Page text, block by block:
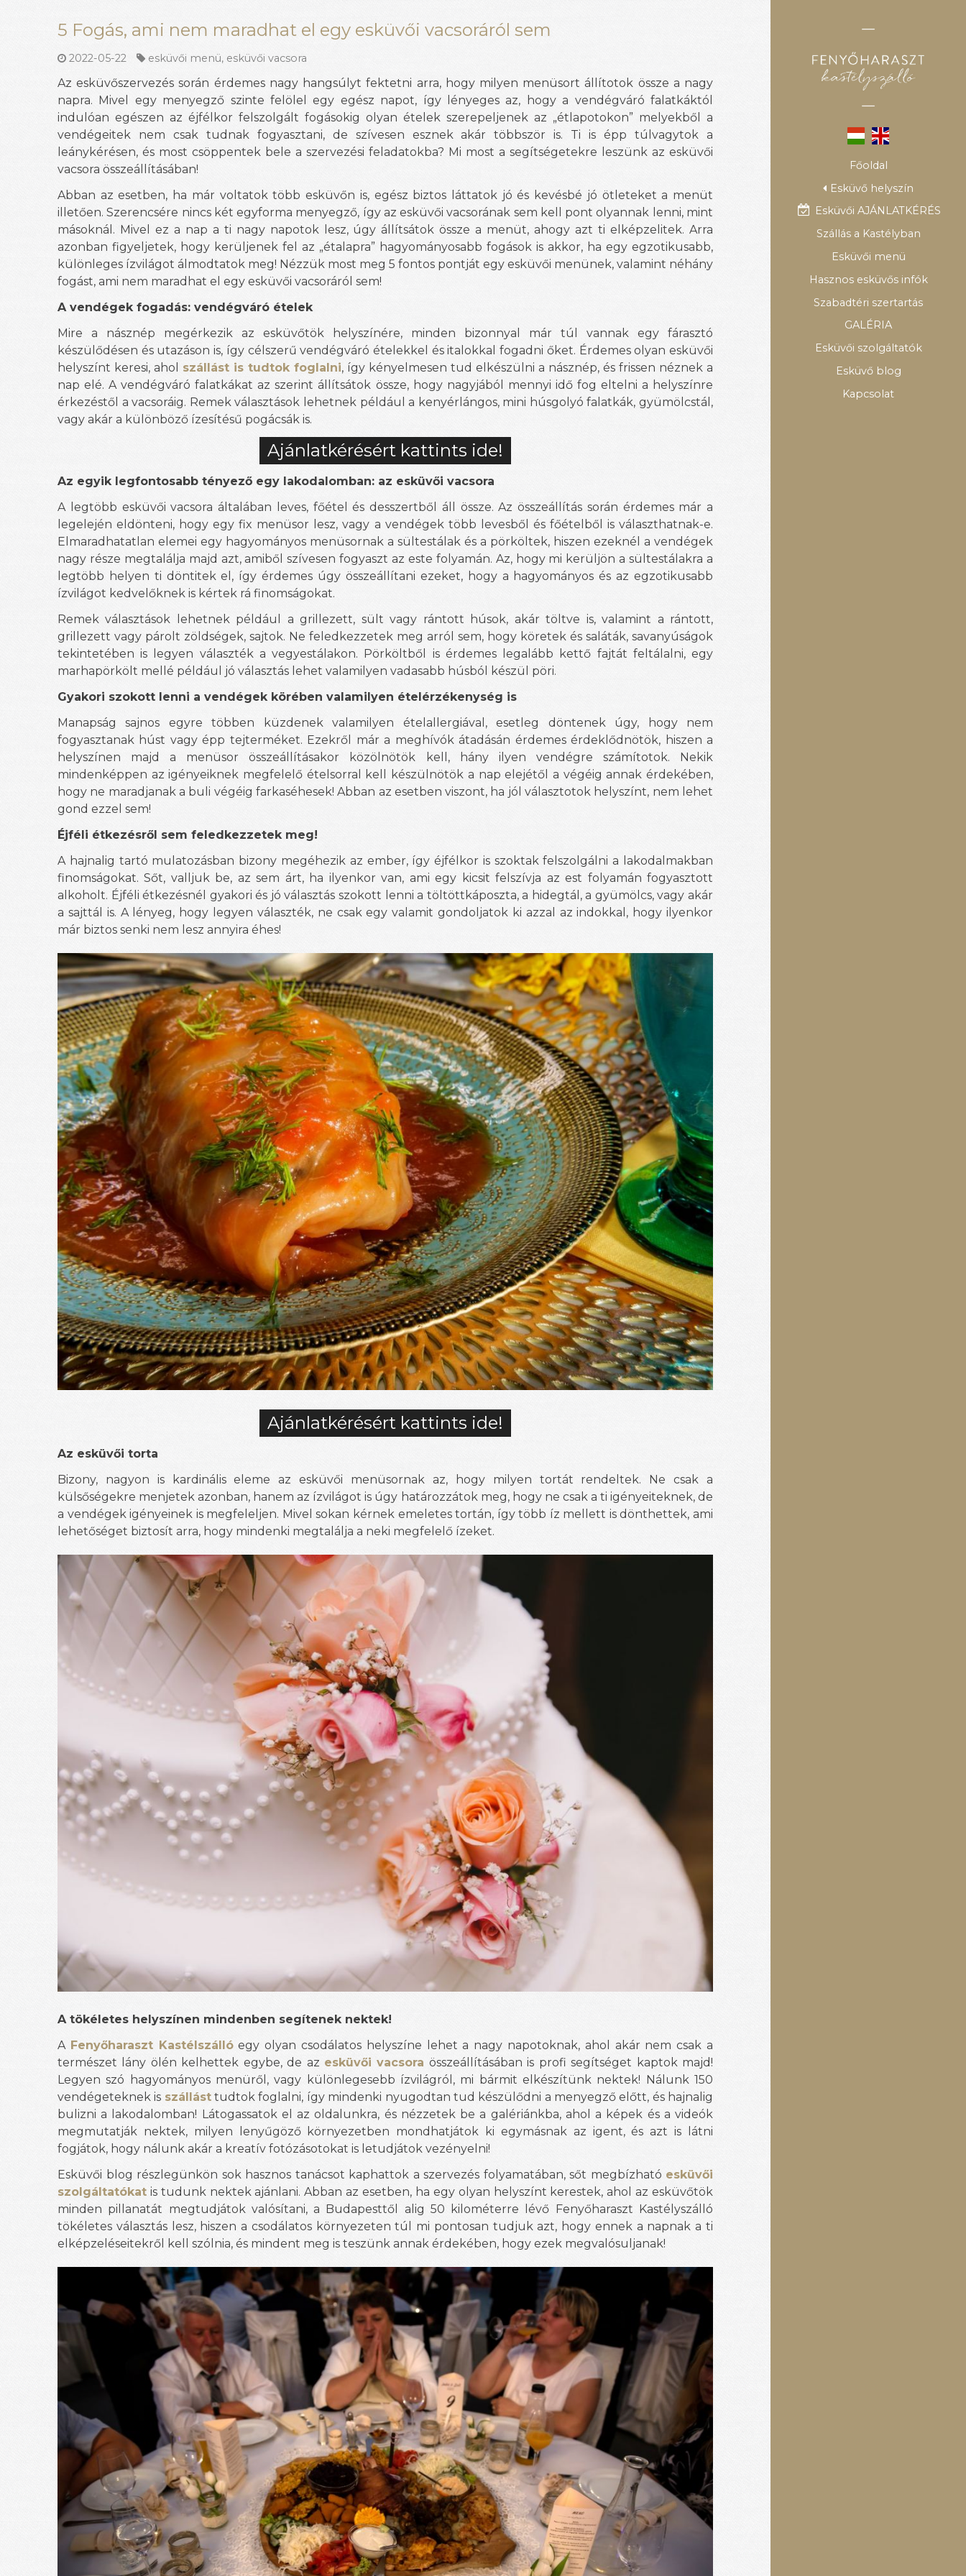
Főoldal
Esküvő helyszín
Esküvői AJÁNLATKÉRÉS
Szállás a Kastélyban
Esküvői menü
Hasznos esküvős infók
Szabadtéri szertartás
GALÉRIA
Esküvői szolgáltatók
Esküvő blog
Kapcsolat
5 Fogás, ami nem maradhat el egy esküvői vacsoráról sem
2022-05-22 esküvői menü, esküvői vacsora
Az esküvőszervezés során érdemes nagy hangsúlyt fektetni arra, hogy milyen menüsort állítotok össze a nagy
napra. Mivel egy menyegző szinte felölel egy egész napot, így lényeges az, hogy a vendégváró falatkáktól
indulóan egészen az éjfélkor felszolgált fogásokig olyan ételek szerepeljenek az „étlapotokon” melyekből a
vendégeitek nem csak tudnak fogyasztani, de szívesen esznek akár többször is. Ti is épp túlvagytok a
leánykérésen, és most csöppentek bele a szervezési feladatokba? Mi most a segítségetekre leszünk az esküvői
vacsora összeállításában!
Abban az esetben, ha már voltatok több esküvőn is, egész biztos láttatok jó és kevésbé jó ötleteket a menüt
illetően. Szerencsére nincs két egyforma menyegző, így az esküvői vacsorának sem kell pont olyannak lenni, mint
másoknál. Mivel ez a nap a ti nagy napotok lesz, úgy állítsátok össze a menüt, ahogy azt ti elképzelitek. Arra
azonban figyeljetek, hogy kerüljenek fel az „étalapra” hagyományosabb fogások is akkor, ha egy egzotikusabb,
különleges ízvilágot álmodtatok meg! Nézzük most meg 5 fontos pontját egy esküvői menünek, valamint néhány
fogást, ami nem maradhat el egy esküvői vacsoráról sem!
A vendégek fogadás: vendégváró ételek
Mire a násznép megérkezik az esküvőtök helyszínére, minden bizonnyal már túl vannak egy fárasztó
készülődésen és utazáson is, így célszerű vendégváró ételekkel és italokkal fogadni őket. Érdemes olyan esküvői
helyszínt keresi, ahol szállást is tudtok foglalni, így kényelmesen tud elkészülni a násznép, és frissen néznek a
nap elé. A vendégváró falatkákat az szerint állítsátok össze, hogy nagyjából mennyi idő fog eltelni a helyszínre
érkezéstől a vacsoráig. Remek választások lehetnek például a kenyérlángos, mini húsgolyó falatkák, gyümölcstál,
vagy akár a különböző ízesítésű pogácsák is.
Ajánlatkérésért kattints ide!
Az egyik legfontosabb tényező egy lakodalomban: az esküvői vacsora
A legtöbb esküvői vacsora általában leves, főétel és desszertből áll össze. Az összeállítás során érdemes már a
legelején eldönteni, hogy egy fix menüsor lesz, vagy a vendégek több levesből és főételből is választhatnak-e.
Elmaradhatatlan elemei egy hagyományos menüsornak a sültestálak és a pörköltek, hiszen ezeknél a vendégek
nagy része megtalálja majd azt, amiből szívesen fogyaszt az este folyamán. Az, hogy mi kerüljön a sültestálakra a
legtöbb helyen ti döntitek el, így érdemes úgy összeállítani ezeket, hogy a hagyományos és az egzotikusabb
ízvilágot kedvelőknek is kértek rá finomságokat.
Remek választások lehetnek például a grillezett, sült vagy rántott húsok, akár töltve is, valamint a rántott,
grillezett vagy párolt zöldségek, sajtok. Ne feledkezzetek meg arról sem, hogy köretek és saláták, savanyúságok
tekintetében is legyen választék a vegyestálakon. Pörköltből is érdemes legalább kettő fajtát feltálalni, egy
marhapörkölt mellé például jó választás lehet valamilyen vadasabb húsból készül pöri.
Gyakori szokott lenni a vendégek körében valamilyen ételérzékenység is
Manapság sajnos egyre többen küzdenek valamilyen ételallergiával, esetleg döntenek úgy, hogy nem
fogyasztanak húst vagy épp tejterméket. Ezekről már a meghívók átadásán érdemes érdeklődnötök, hiszen a
helyszínen majd a menüsor összeállításakor közölnötök kell, hány ilyen vendégre számítotok. Nekik
mindenképpen az igényeiknek megfelelő ételsorral kell készülnötök a nap elejétől a végéig annak érdekében,
hogy ne maradjanak a buli végéig farkaséhesek! Abban az esetben viszont, ha jól választotok helyszínt, nem lehet
gond ezzel sem!
Éjféli étkezésről sem feledkezzetek meg!
A hajnalig tartó mulatozásban bizony megéhezik az ember, így éjfélkor is szoktak felszolgálni a lakodalmakban
finomságokat. Sőt, valljuk be, az sem árt, ha ilyenkor van, ami egy kicsit felszívja az est folyamán fogyasztott
alkoholt. Éjféli étkezésnél gyakori és jó választás szokott lenni a töltöttkáposzta, a hidegtál, a gyümölcs, vagy akár
a sajttál is. A lényeg, hogy legyen választék, ne csak egy valamit gondoljatok ki azzal az indokkal, hogy ilyenkor
már biztos senki nem lesz annyira éhes!
Ajánlatkérésért kattints ide!
Az esküvői torta
Bizony, nagyon is kardinális eleme az esküvői menüsornak az, hogy milyen tortát rendeltek. Ne csak a
külsőségekre menjetek azonban, hanem az ízvilágot is úgy határozzátok meg, hogy ne csak a ti igényeiteknek, de
a vendégek igényeinek is megfeleljen. Mivel sokan kérnek emeletes tortán, így több íz mellett is dönthettek, ami
lehetőséget biztosít arra, hogy mindenki megtalálja a neki megfelelő ízeket.
A tökéletes helyszínen mindenben segítenek nektek!
A Fenyőharaszt Kastélszállóegy olyan csodálatos helyszíne lehet a nagy napotoknak, ahol akár nem csak a
természet lány ölén kelhettek egybe, de az esküvői vacsora összeállításában is profi segítséget kaptok majd!
Legyen szó hagyományos menüről, vagy különlegesebb ízvilágról, mi bármit elkészítünk nektek! Nálunk 150
vendégeteknek is szállásttudtok foglalni, így mindenki nyugodtan tud készülődni a menyegző előtt, és hajnalig
bulizni a lakodalomban! Látogassatok el az oldalunkra, és nézzetek be a galériánkba, ahol a képek és a videók
megmutatják nektek, milyen lenyűgöző környezetben mondhatjátok ki egymásnak az igent, és azt is látni
fogjátok, hogy nálunk akár a kreatív fotózásotokat is letudjátok vezényelni!
Esküvői blog részlegünkön sok hasznos tanácsot kaphattok a szervezés folyamatában, sőt megbízható esküvői
szolgáltatókat is tudunk nektek ajánlani. Abban az esetben, ha egy olyan helyszínt kerestek, ahol az esküvőtök
minden pillanatát megtudjátok valósítani, a Budapesttől alig 50 kilométerre lévő Fenyőharaszt Kastélyszálló
tökéletes választás lesz, hiszen a csodálatos környezeten túl mi pontosan tudjuk azt, hogy ennek a napnak a ti
elképzeléseitekről kell szólnia, és mindent meg is teszünk annak érdekében, hogy ezek megvalósuljanak!